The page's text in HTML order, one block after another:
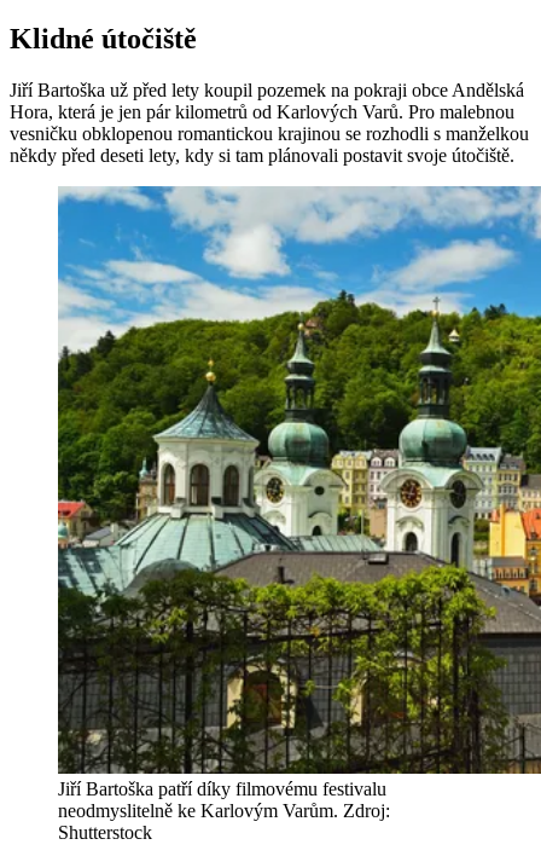
Klidné útočiště
Jiří Bartoška už před lety koupil pozemek na pokraji obce Andělská
Hora, která je jen pár kilometrů od Karlových Varů. Pro malebnou
vesničku obklopenou romantickou krajinou se rozhodli s manželkou
někdy před deseti lety, kdy si tam plánovali postavit svoje útočiště.
Jiří Bartoška patří díky filmovému festivalu
neodmyslitelně ke Karlovým Varům. Zdroj:
Shutterstock